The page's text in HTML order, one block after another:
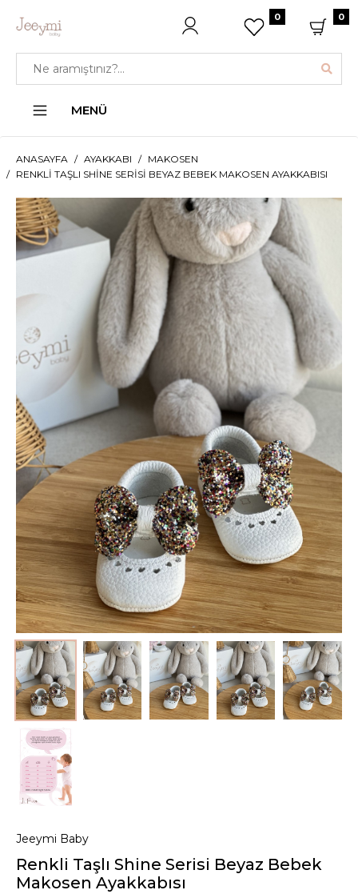
0 0
MENÜ
ANASAYFA AYAKKABI
MAKOSEN
RENKLI TAŞLI SHINE SERISI BEYAZ BEBEK MAKOSEN AYAKKABISI
Jeeymi Baby
Renkli Taşlı Shine Serisi Beyaz Bebek
Makosen Ayakkabısı